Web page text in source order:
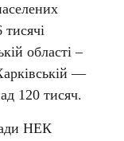
тисячі
області –
—
120 тисяч.
НЕК